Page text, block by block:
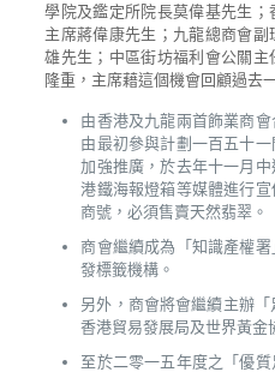
學院及鑑定所院長莫偉基先生
主席蔣偉康先生；九龍總商會
雄先生；中區街坊福利會公關
隆重，主席藉這個機會回顧過去
由香港及九龍兩首飾業商
由最初參與計劃一百五十
加強推廣，於去年十一月
港鐵海報燈箱等媒體進行
商號，必須售賣天然翡翠。
商會繼續成為「知識產權
發標籤機構。
另外，商會將會繼續主辦
香港貿易發展局及世界黃金
至於二零一五年度之「優